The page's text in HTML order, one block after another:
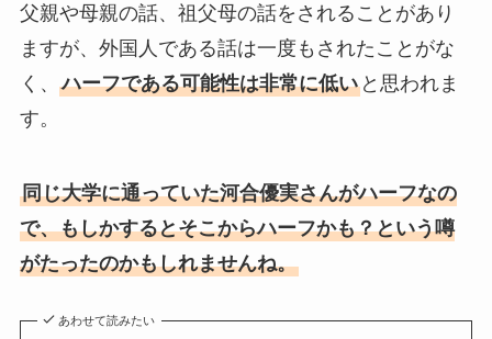
父親や母親の話、祖父母の話をされることがあり
ますが、外国人である話は一度もされたことがな
く、 ハーフである可能性は非常に低いと思われま
す。
同じ大学に通っていた河合優実さんがハーフなの
で、もしかするとそこからハーフかも？という噂
がたったのかもしれませんね。
あわせて読みたい